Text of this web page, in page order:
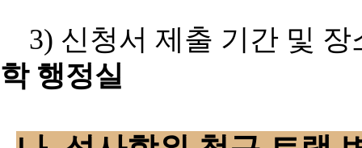
3) 신청서 제출 기간 및
학 행정실